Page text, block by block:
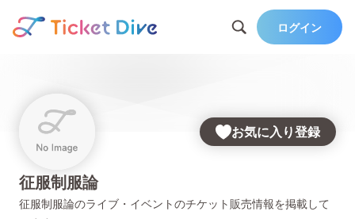
ログイン
お気に入り登録
征服制服論
征服制服論のライブ・イベントのチケット販売情報を掲載して